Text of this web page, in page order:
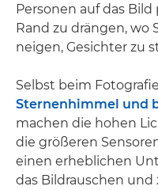
Personen auf das Bild
Rand zu drängen, wo
neigen, Gesichter zu
Selbst beim
Sternenhimmel und
machen die hohen
die größeren
einen erheblichen
das Bildrauschen